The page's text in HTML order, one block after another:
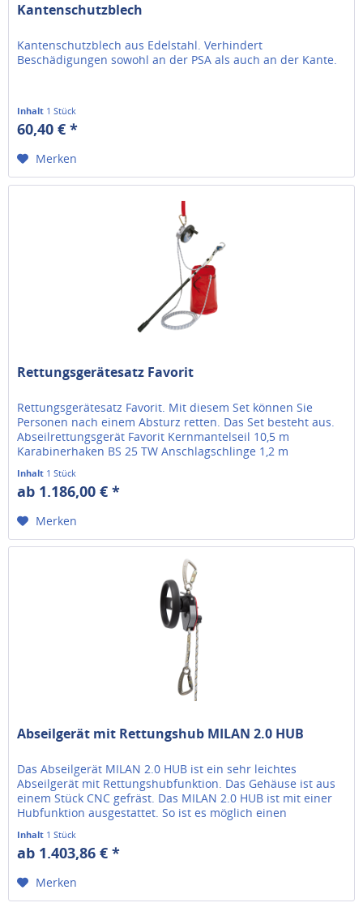
Kantenschutzblech
Kantenschutzblech aus Edelstahl. Verhindert
Beschädigungen sowohl an der PSA als auch an der Kante.
Inhalt 1 Stück
60,40 € *
Merken
Rettungsgerätesatz Favorit
Rettungsgerätesatz Favorit. Mit diesem Set können Sie
Personen nach einem Absturz retten. Das Set besteht aus.
Abseilrettungsgerät Favorit Kernmantelseil 10,5 m
Karabinerhaken BS 25 TW Anschlagschlinge 1,2 m
Inhalt 1 Stück
ab 1.186,00 € *
Merken
Abseilgerät mit Rettungshub MILAN 2.0 HUB
Das Abseilgerät MILAN 2.0 HUB ist ein sehr leichtes
Abseilgerät mit Rettungshubfunktion. Das Gehäuse ist aus
einem Stück CNC gefräst. Das MILAN 2.0 HUB ist mit einer
Hubfunktion ausgestattet. So ist es möglich einen
Verunfallten erst...
Inhalt 1 Stück
ab 1.403,86 € *
Merken